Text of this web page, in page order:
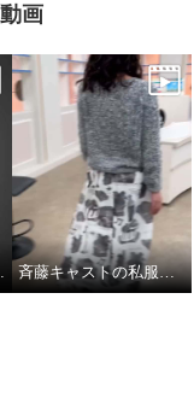
画
い！ 斉藤キャストの私服チェック